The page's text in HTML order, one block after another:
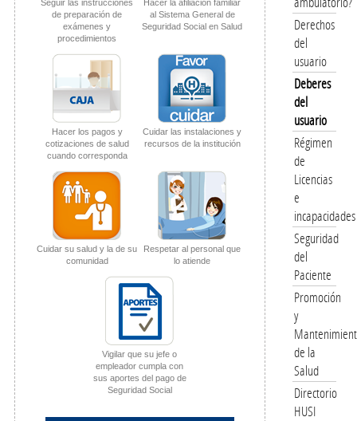
Seguir las instrucciones
de preparación de
exámenes y
procedimientos
Hacer la afiliación familiar
al Sistema General de
Seguridad Social en Salud
Hacer los pagos y
cotizaciones de salud
cuando corresponda
Cuidar las instalaciones y
recursos de la institución
Cuidar su salud y la de su
comunidad
Respetar al personal que
lo atiende
Vigilar que su jefe o
empleador cumpla con
sus aportes del pago de
Seguridad Social
Derechos
del
usuario
Deberes
del
usuario
Régimen
de
Licencias
e
incapacidades
Seguridad
del
Paciente
Promoción
y
de la
Salud
Directorio
HUSI